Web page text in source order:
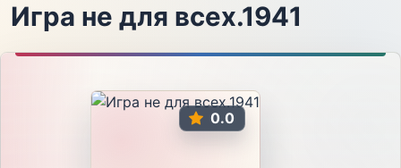
Игра не для всех.1941
0.0